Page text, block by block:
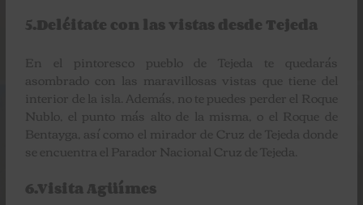
5.Deléitate con las vistas desde Tejeda
En el pintoresco pueblo de Tejeda te quedarás
asombrado con las maravillosas vistas que tiene del
interior de la isla. Además, no te puedes perder el Roque
Nublo, el punto más alto de la misma, o el Roque de
Bentayga, así como el mirador de Cruz de Tejeda donde
se encuentra el Parador Nacional Cruz de Tejeda.
6.Visita Agüímes